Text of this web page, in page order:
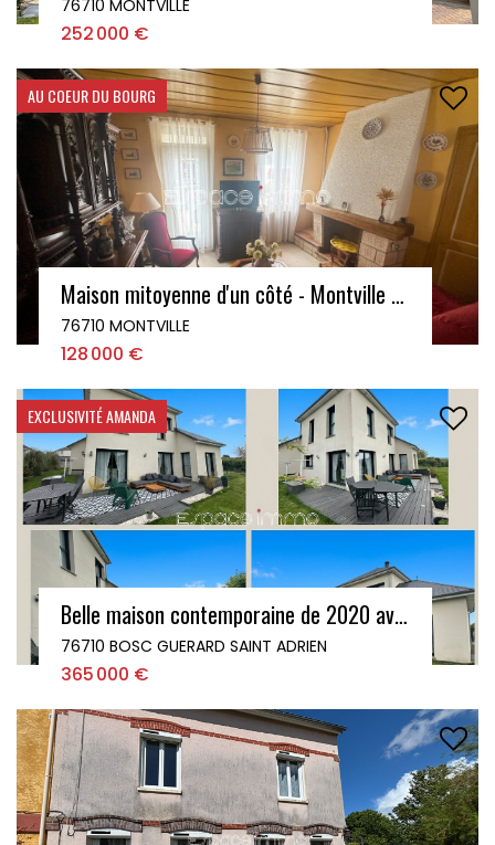
76710 MONTVILLE
252 000 €
AU COEUR DU BOURG
Maison mitoyenne d'un côté - Montville centre - 3 pièces - 63.69 m2
76710 MONTVILLE
128 000 €
EXCLUSIVITÉ AMANDA
Belle maison contemporaine de 2020 avec garage - Bosc Guerard Saint Adrien - 5 pièces - 129 m2
76710 BOSC GUERARD SAINT ADRIEN
365 000 €